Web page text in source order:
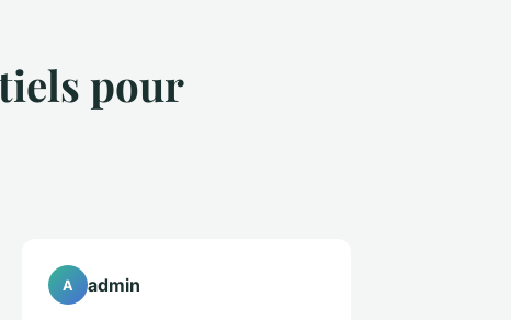
pour
A admin